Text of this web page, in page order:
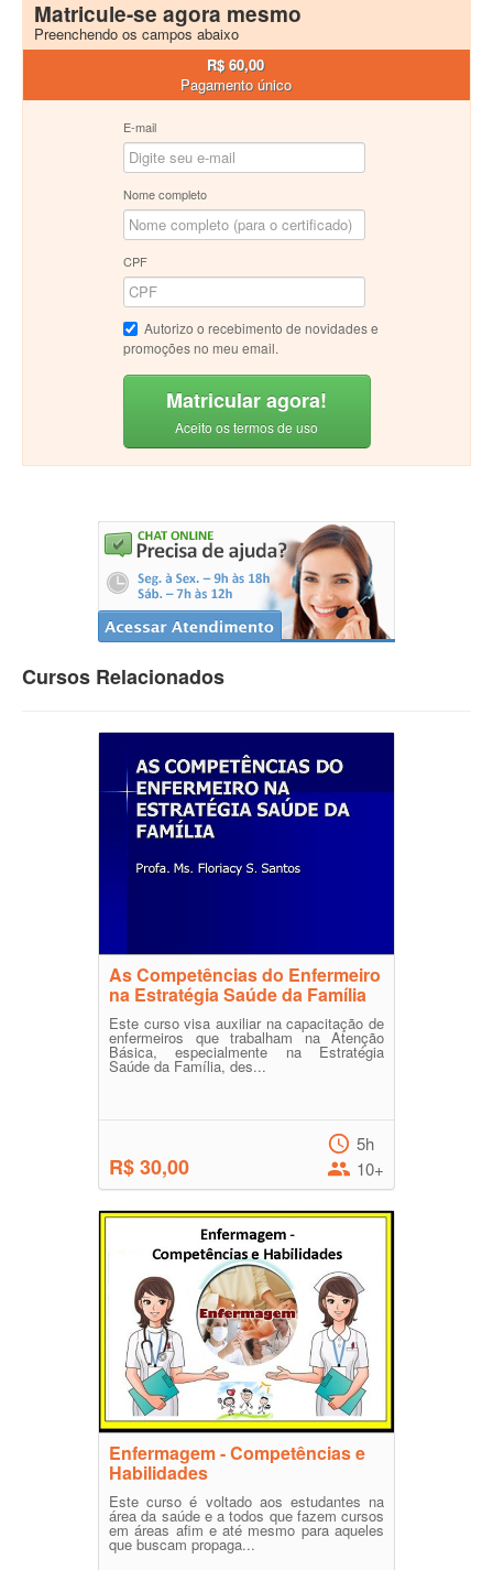
Matricule-se agora mesmo
Preenchendo os campos abaixo
R$ 60,00
Pagamento único
E-mail
Nome completo
CPF
Autorizo o recebimento de novidades e
promoções no meu email.
Matricular agora!
Aceito os termos de uso
Cursos Relacionados
As Competências do Enfermeiro
na Estratégia Saúde da Família
Este curso visa auxiliar na capacitação de
enfermeiros que trabalham na Atenção
Básica, especialmente na Estratégia
Saúde da Família, des...
R$ 30,00
5h
10+
Enfermagem - Competências e
Habilidades
Este curso é voltado aos estudantes na
área da saúde e a todos que fazem cursos
em áreas afim e até mesmo para aqueles
que buscam propaga...